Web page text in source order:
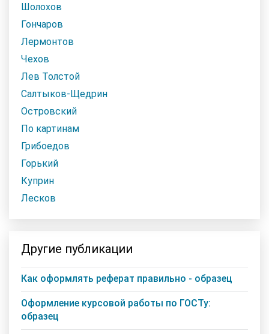
Шолохов
Гончаров
Лермонтов
Чехов
Лев Толстой
Салтыков-Щедрин
Островский
По картинам
Грибоедов
Горький
Куприн
Лесков
Другие публикации
Как оформлять реферат правильно - образец
Оформление курсовой работы по ГОСТу:
образец